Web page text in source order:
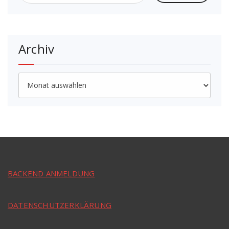
Archiv
Archiv
BACKEND ANMELDUNG
DATENSCHUTZERKLÄRUNG